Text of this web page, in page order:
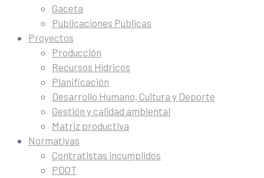
Gaceta
Publicaciones Públicas
Proyectos
Producción
Recursos Hídricos
Planificación
Desarrollo Humano, Cultura y Deporte
Gestión y calidad ambiental
Matriz productiva
Normativas
Contratistas incumplidos
PDOT